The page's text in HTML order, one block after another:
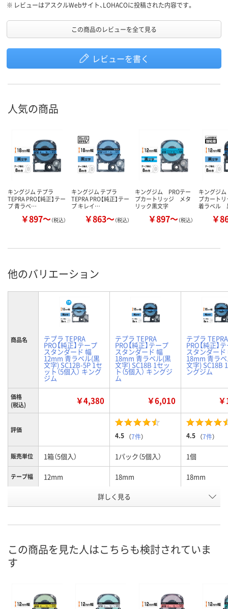
※ レビューはアスクルWebサイト、LOHACOに投稿された内容です。
この商品のレビューを全て見る
レビューを書く
人気の商品
キングジム テプラ
TEPRA PRO【純正】テー
プ 青ラベ…
￥897～（税込）
キングジム テプラ
TEPRA PRO【純正】テー
プ キレイ…
￥863～（税込）
キングジム PROテー
プカートリッジ メタ
リック黒文字
￥897～（税込）
キングジ
プカート
着ラベル
￥
他のバリエーション
商品名 テプラ TEPRA
PRO【純正】テープ
スタンダード 幅
12mm 青ラベル(黒
文字) SC12B-5P 1セ
ット（5個入） キング
ジム
テプラ TEPRA
PRO【純正】テープ
スタンダード 幅
18mm 青ラベル(黒
文字) SC18B 1セッ
ト（5個入） キングジ
ム
テプラ TEPRA
PRO【純正】
スタンダード
18mm 青ラ
文字) SC18B
ングジム
価格
(税込)
￥4,380 ￥6,010
評価
4.5 （7件） 4.5 （7件）
販売単位 1箱（5個入） 1パック（5個入） 1個
テープ幅 12mm 18mm 18mm
1個
2767400 007020 330900
在庫 あり あり あり
お届け日
数量 数量
詳しく見る
この商品を見た人はこちらも検討されていま
す